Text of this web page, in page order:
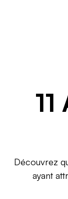
Découvrez
ayant